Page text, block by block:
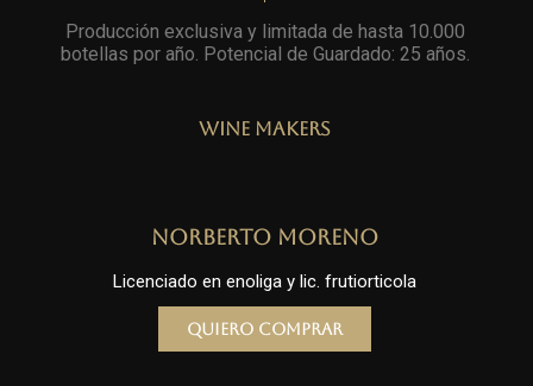
Producción exclusiva y limitada de hasta 10.000
botellas por año. Potencial de Guardado: 25 años
Wine Makers
Norberto Moreno
Licenciado en enoliga y lic. frutiorticola
Quiero comprar